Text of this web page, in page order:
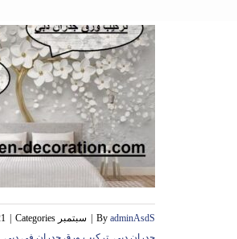
By adminAsdS سبتمبر 19th, 2021 Categories: